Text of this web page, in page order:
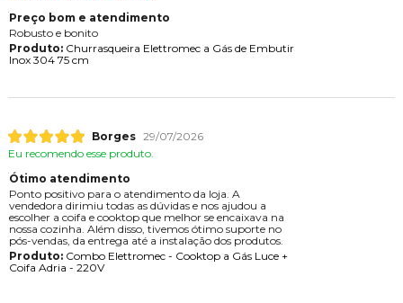
Preço bom e atendimento
Robusto e bonito
Produto:Churrasqueira Elettromec a Gás de Embutir
Inox 304 75 cm
Borges 29/07/2026
Eu recomendo esse produto.
Ótimo atendimento
Ponto positivo para o atendimento da loja. A
vendedora dirimiu todas as dúvidas e nos ajudou a
escolher a coifa e cooktop que melhor se encaixava na
nossa cozinha. Além disso, tivemos ótimo suporte no
pós-vendas, da entrega até a instalação dos produtos.
Produto:Combo Elettromec - Cooktop a Gás Luce +
Coifa Adria - 220V